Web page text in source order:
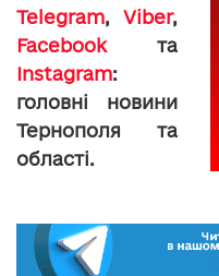
Telegram, Viber,
Facebookта
Instagram:
головні новини
Тернополя та
області.